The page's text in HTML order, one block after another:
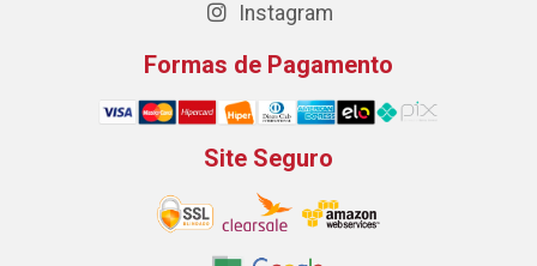
Instagram
Formas de Pagamento
Site Seguro